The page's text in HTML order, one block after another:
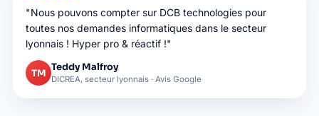
"Nous pouvons compter sur DCB technologies pour
toutes nos demandes informatiques dans le secteur
lyonnais ! Hyper pro & réactif !"
TM Teddy Malfroy
DICREA, secteur lyonnais · Avis Google